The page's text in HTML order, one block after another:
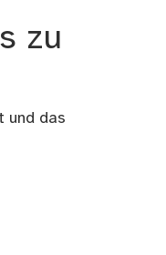
zu
und das